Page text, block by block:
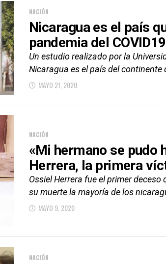
NACIÓN
Nicaragua es el país
pandemia del
Un estudio realizado por la
Nicaragua es el país del continente
MAYO 21, 2020
NACIÓN
«Mi hermano se pudo
Herrera, la primera
Ossiel Herrera fue el primer
su muerte la mayoría de los
MAYO 9, 2020
NACIÓN